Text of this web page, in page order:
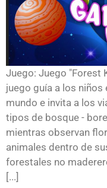
Juego: Juego "Forest
juego guía a los niños
mundo e invita a los
tipos de bosque -
mientras observan
animales dentro de
forestales no
[...]